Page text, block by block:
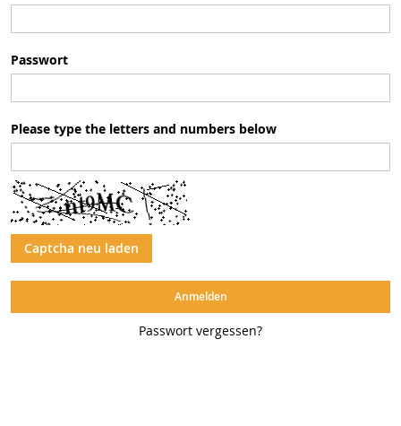
Passwort
Please type the letters and numbers below
Captcha neu laden
Anmelden
Passwort vergessen?